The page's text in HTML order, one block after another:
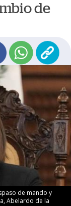
de
de mando y
Abelardo de la